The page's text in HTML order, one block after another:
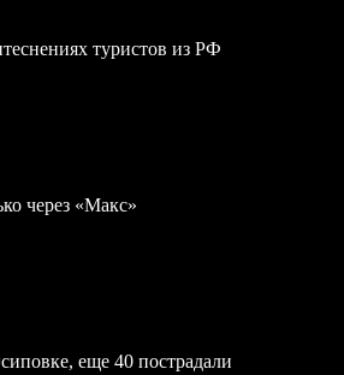
туристов из РФ
через «Макс»
еще 40 пострадали